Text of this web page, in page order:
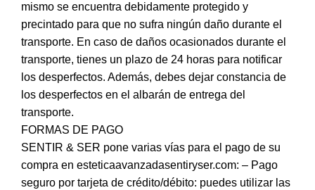
mismo se encuentra debidamente protegido y
precintado para que no sufra ningún daño durante el
transporte. En caso de daños ocasionados durante el
transporte, tienes un plazo de 24 horas para notificar
los desperfectos. Además, debes dejar constancia de
los desperfectos en el albarán de entrega del
transporte.
FORMAS DE PAGO
SENTIR & SER pone varias vías para el pago de su
compra en esteticaavanzadasentiryser.com: – Pago
seguro por tarjeta de crédito/débito: puedes utilizar las